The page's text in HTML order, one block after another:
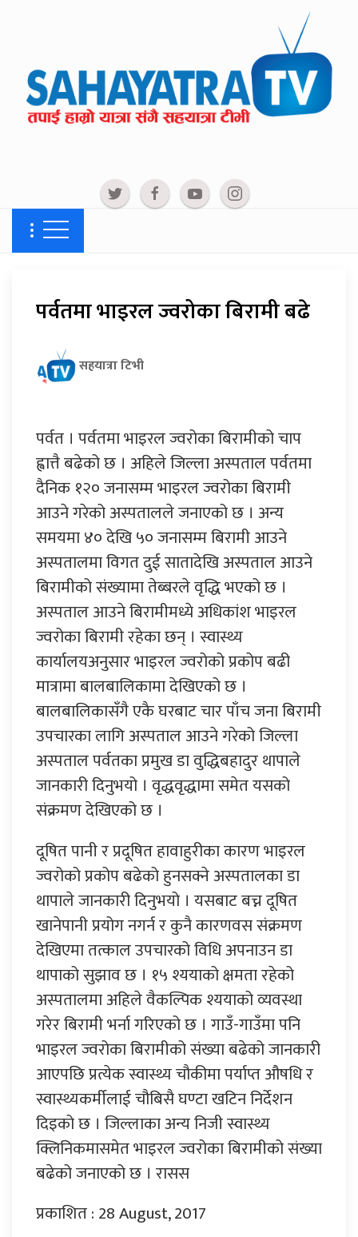
पर्वतमा भाइरल ज्वरोका बिरामी बढे
सहयात्रा टिभी
पर्वत । पर्वतमा भाइरल ज्वरोका बिरामीको चाप
ह्वात्तै बढेको छ । अहिले जिल्ला अस्पताल पर्वतमा
दैनिक १२० जनासम्म भाइरल ज्वरोका बिरामी
आउने गरेको अस्पतालले जनाएको छ । अन्य
समयमा ४० देखि ५० जनासम्म बिरामी आउने
अस्पतालमा विगत दुई सातादेखि अस्पताल आउने
बिरामीको संख्यामा तेब्बरले वृद्धि भएको छ ।
अस्पताल आउने बिरामीमध्ये अधिकांश भाइरल
ज्वरोका बिरामी रहेका छन् । स्वास्थ्य
कार्यालयअनुसार भाइरल ज्वरोको प्रकोप बढी
मात्रामा बालबालिकामा देखिएको छ ।
बालबालिकासँगै एकै घरबाट चार पाँच जना बिरामी
उपचारका लागि अस्पताल आउने गरेको जिल्ला
अस्पताल पर्वतका प्रमुख डा वुद्धिबहादुर थापाले
जानकारी दिनुभयो । वृद्धवृद्धामा समेत यसको
संक्रमण देखिएको छ ।
दूषित पानी र प्रदूषित हावाहुरीका कारण भाइरल
ज्वरोको प्रकोप बढेको हुनसक्ने अस्पतालका डा
थापाले जानकारी दिनुभयो । यसबाट बच्न दूषित
खानेपानी प्रयोग नगर्न र कुनै कारणवस संक्रमण
देखिएमा तत्काल उपचारको विधि अपनाउन डा
थापाको सुझाव छ । १५ श्ययाको क्षमता रहेको
अस्पतालमा अहिले वैकल्पिक श्ययाको व्यवस्था
गरेर बिरामी भर्ना गरिएको छ । गाउँ-गाउँमा पनि
भाइरल ज्वरोका बिरामीको संख्या बढेको जानकारी
आएपछि प्रत्येक स्वास्थ्य चौकीमा पर्याप्त औषधि र
स्वास्थ्यकर्मीलाई चौबिसै घण्टा खटिन निर्देशन
दिइको छ । जिल्लाका अन्य निजी स्वास्थ्य
क्लिनिकमासमेत भाइरल ज्वरोका बिरामीको संख्या
बढेको जनाएको छ । रासस
प्रकाशित : 28 August, 2017